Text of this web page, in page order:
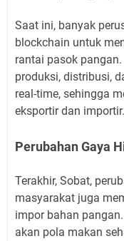
Saat ini, banyak
blockchain untuk
rantai pasok
produksi, distribusi,
real-time, sehingga
eksportir dan importir.
Perubahan Gaya
Terakhir, Sobat,
masyarakat juga
impor bahan
akan pola makan